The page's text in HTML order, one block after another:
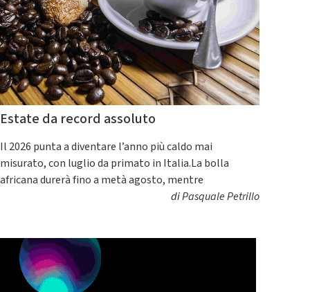
Estate da record assoluto
Il 2026 punta a diventare l’anno più caldo mai
misurato, con luglio da primato in Italia.La bolla
africana durerà fino a metà agosto, mentre
diPasquale Petrillo